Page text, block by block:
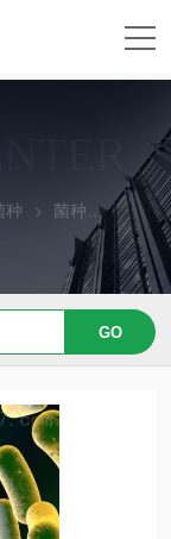
种 菌种 马疮